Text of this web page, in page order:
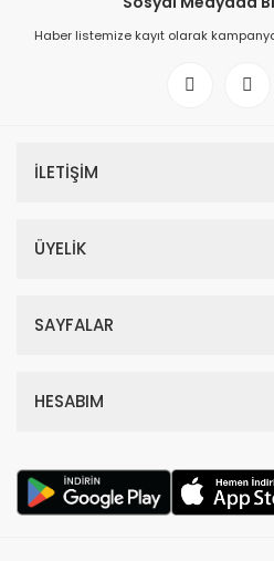
Haber listemize kayıt olarak
İLETİŞİM
ÜYELİK
SAYFALAR
HESABIM